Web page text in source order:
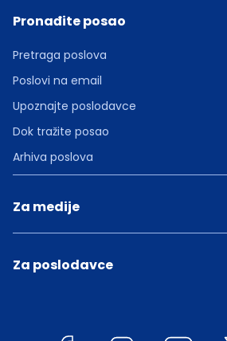
Pronađite posao
Pretraga poslova
Poslovi na email
Upoznajte poslodavce
Dok tražite posao
Arhiva poslova
Za medije
Za poslodavce